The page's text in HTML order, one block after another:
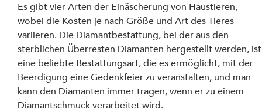
Es gibt vier Arten der Einäscherung von Haustieren,
wobei die Kosten je nach Größe und Art des Tieres
variieren. Die Diamantbestattung, bei der aus den
sterblichen Überresten Diamanten hergestellt werden,
eine beliebte Bestattungsart, die es ermöglicht, mit der
Beerdigung eine Gedenkfeier zu veranstalten, und man
kann den Diamanten immer tragen, wenn er zu einem
Diamantschmuck verarbeitet wird.